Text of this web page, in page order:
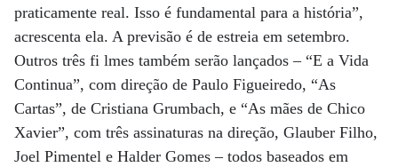
praticamente real. Isso é fundamental para a história”,
acrescenta ela. A previsão é de estreia em setembro.
Outros três fi lmes também serão lançados – “E a Vida
Continua”, com direção de Paulo Figueiredo, “As
Cartas”, de Cristiana Grumbach, e “As mães de Chico
Xavier”, com três assinaturas na direção, Glauber Filho,
Joel Pimentel e Halder Gomes – todos baseados em